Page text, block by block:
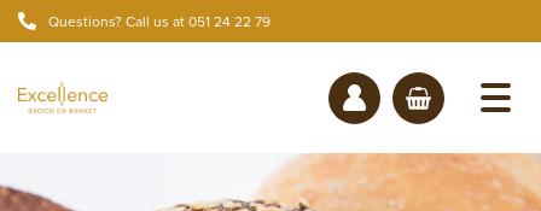
Questions? Call us at 051 24 22 79